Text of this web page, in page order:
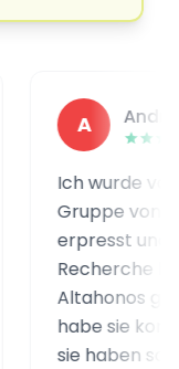
Andrea H.
Ich wurde von einer
Gruppe von
erpresst und nach
Recherche habe ich
Altahonos
habe sie
sie haben sofort